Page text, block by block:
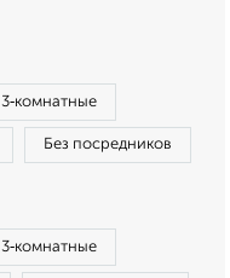
3‑комнатные
Без посредников
3‑комнатные